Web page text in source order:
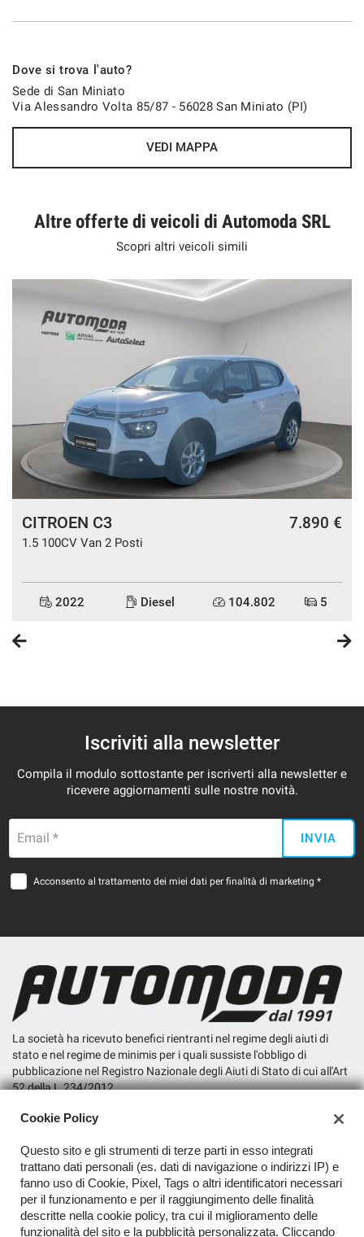
Dove si trova l'auto?
Sede di San Miniato
Via Alessandro Volta 85/87 - 56028 San Miniato (PI)
VEDI MAPPA
Altre offerte di veicoli di Automoda SRL
Scopri altri veicoli simili
CITROEN C3
1.5 100CV Van 2 Posti
7.890 €
2022 Diesel 104.802 5
Iscriviti alla newsletter
Compila il modulo sottostante per iscriverti alla newsletter e
ricevere aggiornamenti sulle nostre novità.
Email * INVIA
Acconsento al trattamento dei miei dati per finalità di marketing *
La società ha ricevuto benefici rientranti nel regime degli aiuti di
stato e nel regime de minimis per i quali sussiste l'obbligo di
pubblicazione nel Registro Nazionale degli Aiuti di Stato di cui all'Art
52 della L.234/2012
SEDI
AZIENDA
Contatti
Cookie Policy
Questo sito e gli strumenti di terze parti in esso integrati
trattano dati personali (es. dati di navigazione o indirizzi IP) e
fanno uso di Cookie, Pixel, Tags o altri identificatori necessari
per il funzionamento e per il raggiungimento delle finalità
descritte nella cookie policy, tra cui il miglioramento delle
funzionalità del sito e la pubblicità personalizzata. Cliccando